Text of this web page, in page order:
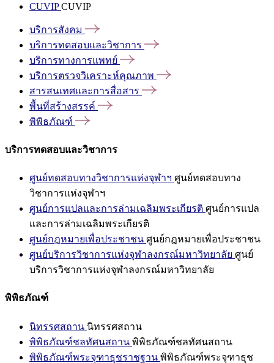
CUVIPCUVIP
บริการสังคม
บริการทดสอบและวิชาการ
บริการทางการแพทย์
บริการตรวจวิเคราะห์คุณภาพ
สารสนเทศและการสื่อสาร
พื้นที่สร้างสรรค์
พิพิธภัณฑ์
บริการทดสอบและวิชาการ
ศูนย์ทดสอบทางวิชาการแห่งจุฬาฯ ศูนย์ทดสอบทาง
วิชาการแห่งจุฬาฯ
ศูนย์การแปลและการล่ามเฉลิมพระเกียรติ ศูนย์การแปล
และการล่ามเฉลิมพระเกียรติ
ศูนย์กฎหมายเพื่อประชาชน ศูนย์กฎหมายเพื่อประชาชน
ศูนย์บริการวิชาการแห่งจุฬาลงกรณ์มหาวิทยาลัย ศูนย์
บริการวิชาการแห่งจุฬาลงกรณ์มหาวิทยาลัย
พิพิธภัณฑ์
นิทรรศสถาน นิทรรศสถาน
พิพิธภัณฑ์ชลทัศนสถาน พิพิธภัณฑ์ชลทัศนสถาน
พิพิธภัณฑ์พระจุฑาธุชราชฐาน พิพิธภัณฑ์พระจุฑาธุช